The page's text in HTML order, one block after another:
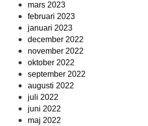
mars 2023
februari 2023
januari 2023
december 2022
november 2022
oktober 2022
september 2022
augusti 2022
juli 2022
juni 2022
maj 2022